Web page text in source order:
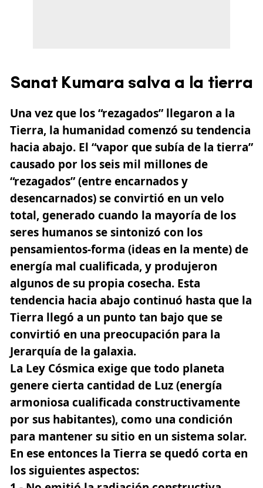
Sanat Kumara salva a la tierra
Una vez que los “rezagados” llegaron a la
Tierra, la humanidad comenzó su tendencia
hacia abajo. El “vapor que subía de la tierra”
causado por los seis mil millones de
“rezagados” (entre encarnados y
desencarnados) se convirtió en un velo
total, generado cuando la mayoría de los
seres humanos se sintonizó con los
pensamientos-forma (ideas en la mente) de
energía mal cualificada, y produjeron
algunos de su propia cosecha. Esta
tendencia hacia abajo continuó hasta que la
Tierra llegó a un punto tan bajo que se
convirtió en una preocupación para la
Jerarquía de la galaxia.
La Ley Cósmica exige que todo planeta
genere cierta cantidad de Luz (energía
armoniosa cualificada constructivamente
por sus habitantes), como una condición
para mantener su sitio en un sistema solar.
En ese entonces la Tierra se quedó corta en
los siguientes aspectos: